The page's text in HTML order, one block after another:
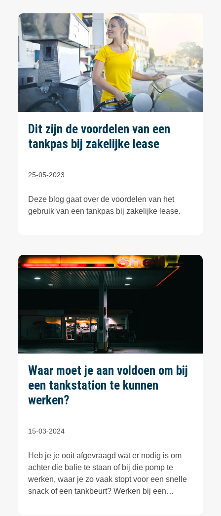
Dit zijn de voordelen van een
tankpas bij zakelijke lease
25-05-2023
Deze blog gaat over de voordelen van het
gebruik van een tankpas bij zakelijke lease.
Waar moet je aan voldoen om bij
een tankstation te kunnen
werken?
15-03-2024
Heb je je ooit afgevraagd wat er nodig is om
achter die balie te staan of bij die pomp te
werken, waar je zo vaak stopt voor een snelle
snack of een tankbeurt? Werken bij een